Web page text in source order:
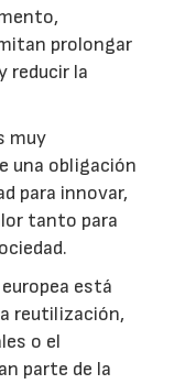
prolongar
reducir la
muy
una obligación
para innovar,
tanto para
está
reutilización,
o el
parte de la